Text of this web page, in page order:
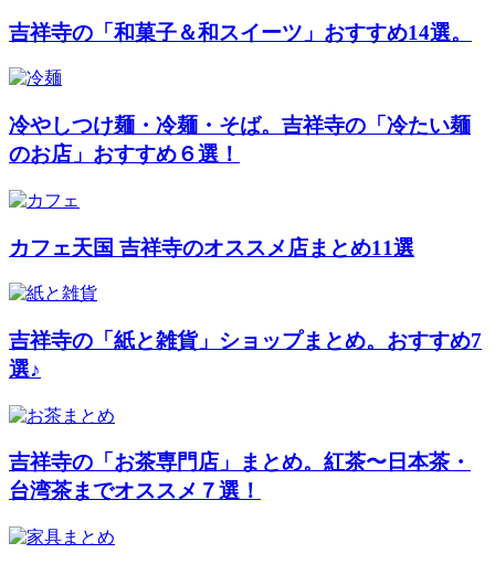
吉祥寺の「和菓子＆和スイーツ」おすすめ14選。
冷やしつけ麺・冷麺・そば。吉祥寺の「冷たい麺
のお店」おすすめ６選！
カフェ天国 吉祥寺のオススメ店まとめ11選
吉祥寺の「紙と雑貨」ショップまとめ。おすすめ7
選♪
吉祥寺の「お茶専門店」まとめ。紅茶〜日本茶・
台湾茶までオススメ７選！